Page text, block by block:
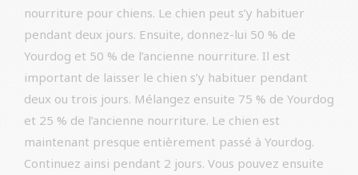
nourriture pour chiens. Le chien peut s’y habituer
pendant deux jours. Ensuite, donnez-lui 50 % de
Yourdog et 50 % de l’ancienne nourriture. Il est
important de laisser le chien s’y habituer pendant
deux ou trois jours. Mélangez ensuite 75 % de Yourdog
et 25 % de l’ancienne nourriture. Le chien est
maintenant presque entièrement passé à Yourdog.
Continuez ainsi pendant 2 jours. Vous pouvez ensuite